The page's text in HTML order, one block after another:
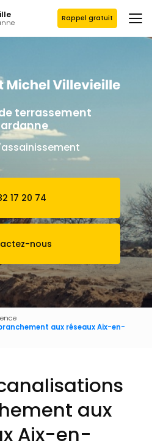
Rappel gratuit
terrassement
17 20 74
nous
aux réseaux Aix-en-
aux
Aix-en-